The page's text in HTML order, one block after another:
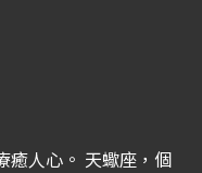
天蠍座，個